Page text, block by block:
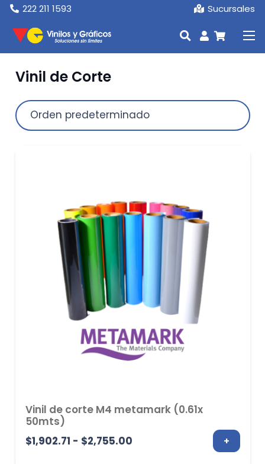
222 211 1593 Sucursales
Vinil de Corte
Vinil de corte M4 metamark (0.61x
50mts)
$1,902.71 - $2,755.00Rango
+